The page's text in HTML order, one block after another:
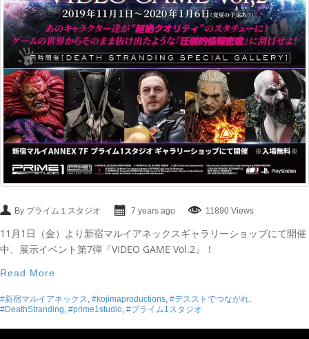
By プライム１スタジオ 7 years ago 11890 Views
11月1日（金）より新宿マルイアネックスギャラリーショップにて開催
中、展示イベント第7弾『VIDEO GAME Vol.2』！
Read More
#新宿マルイアネックス #kojimaproductions #デスストでつながれ
#DeathStranding #prime1studio #プライム1スタジオ